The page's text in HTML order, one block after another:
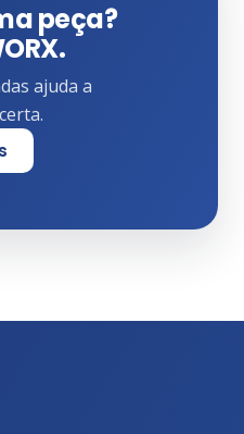
peça?
ajuda a